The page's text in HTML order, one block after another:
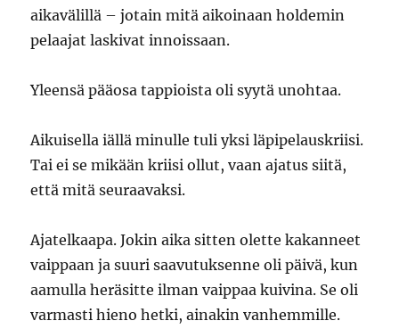
aikavälillä – jotain mitä aikoinaan holdemin
pelaajat laskivat innoissaan.
Yleensä pääosa tappioista oli syytä unohtaa.
Aikuisella iällä minulle tuli yksi läpipelauskriisi.
Tai ei se mikään kriisi ollut, vaan ajatus siitä,
että mitä seuraavaksi.
Ajatelkaapa. Jokin aika sitten olette kakanneet
vaippaan ja suuri saavutuksenne oli päivä, kun
aamulla heräsitte ilman vaippaa kuivina. Se oli
varmasti hieno hetki, ainakin vanhemmille.